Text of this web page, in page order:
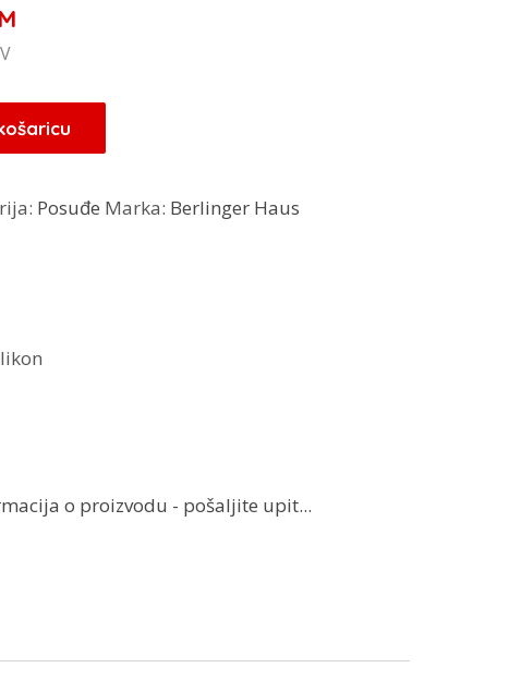
Trenutna
16,15 KM.
Posuđe Marka: Berlinger Haus
o proizvodu - pošaljite upit...